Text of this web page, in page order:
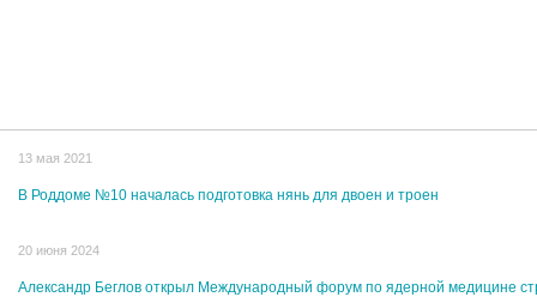
13 мая 2021
В Роддоме №10 началась подготовка нянь для двоен и троен
20 июня 2024
Александр Беглов открыл Международный форум по ядерной медицине